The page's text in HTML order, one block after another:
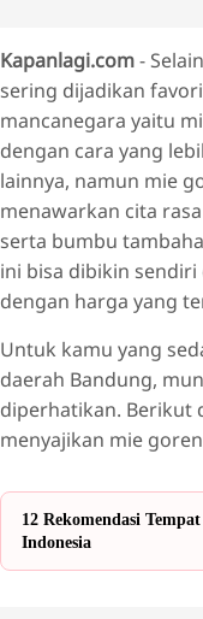
Kapanlagi.com-
sering dijadikan
mancanegara yaitu
dengan cara yang
lainnya, namun mie
menawarkan cita
serta bumbu
ini bisa dibikin
dengan harga yang
Untuk kamu yang
daerah Bandung,
diperhatikan. Berikut
menyajikan mie
12 Rekomendasi
Indonesia